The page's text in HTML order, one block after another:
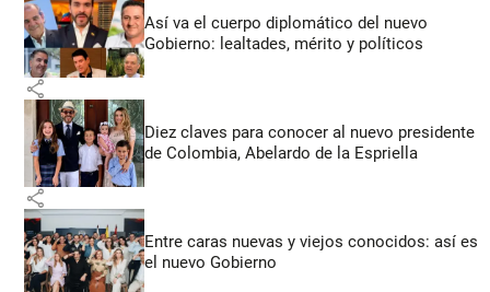
Así va el cuerpo diplomático del nuevo
Gobierno: lealtades, mérito y políticos
share
Diez claves para conocer al nuevo presidente
de Colombia, Abelardo de la Espriella
share
Entre caras nuevas y viejos conocidos: así es
el nuevo Gobierno